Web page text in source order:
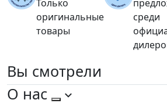
Только
оригинальные
товары
среди
Вы смотрели
О нас